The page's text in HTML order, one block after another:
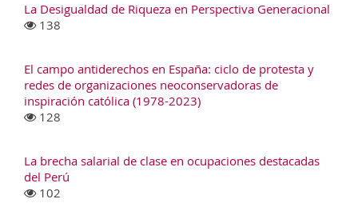
La Desigualdad de Riqueza en Perspectiva Generacional
138
El campo antiderechos en España: ciclo de protesta y
redes de organizaciones neoconservadoras de
inspiración católica (1978-2023)
128
La brecha salarial de clase en ocupaciones destacadas
del Perú
102